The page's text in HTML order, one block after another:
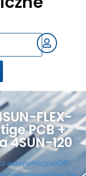
FLEX-
PCB +
4SUN-120
autonomiczna Off-
fotowoltaiczne